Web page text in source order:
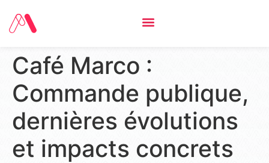
Café Marco :
Commande publique,
dernières évolutions
et impacts concrets